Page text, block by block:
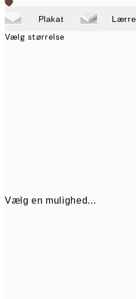
Plakat
Vælg størrelse
Vælg en mulighed...